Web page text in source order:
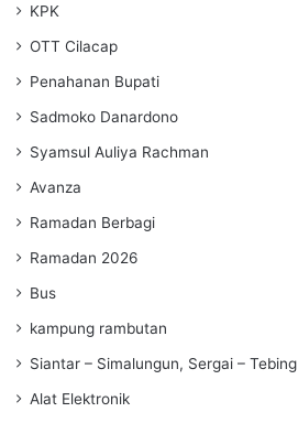
KPK
OTT Cilacap
Penahanan Bupati
Sadmoko Danardono
Syamsul Auliya Rachman
Avanza
Ramadan Berbagi
Ramadan 2026
Bus
kampung rambutan
Siantar – Simalungun, Sergai – Tebing
Alat Elektronik